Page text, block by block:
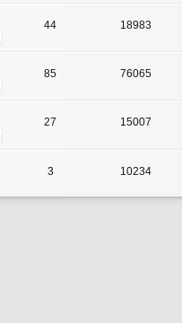
44 18983
85 76065
27 15007
3 10234